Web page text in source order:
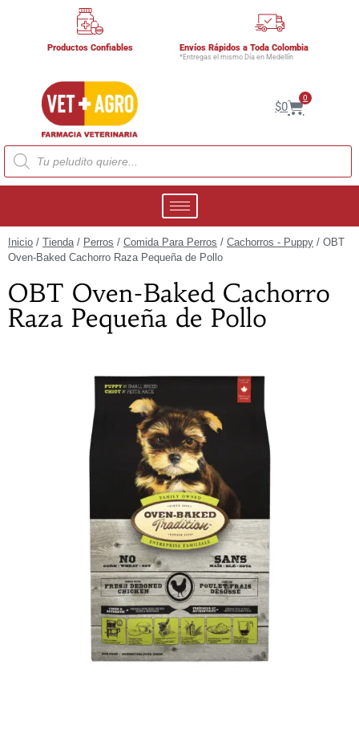
Productos Confiables Envíos Rápidos a Toda Colombia
*Entregas el mismo Día en Medellín
$0
0
Inicio / Tienda/ Perros / Comida Para Perros / Cachorros - Puppy / OBT
Oven-Baked Cachorro Raza Pequeña de Pollo
OBT Oven-Baked Cachorro
Raza Pequeña de Pollo